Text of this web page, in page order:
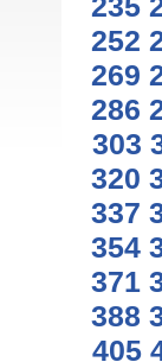
252
269
286
303
320
337
354
371
388
405